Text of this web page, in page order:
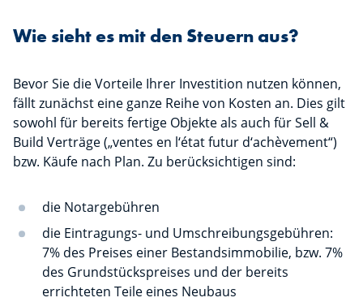
Wie sieht es mit den Steuern aus?
Bevor Sie die Vorteile Ihrer Investition nutzen können,
fällt zunächst eine ganze Reihe von Kosten an. Dies gilt
sowohl für bereits fertige Objekte als auch für Sell &
Build Verträge („ventes en l‘état futur d‘achèvement“)
bzw. Käufe nach Plan. Zu berücksichtigen sind:
die Notargebühren
die Eintragungs- und Umschreibungsgebühren:
7% des Preises einer Bestandsimmobilie, bzw. 7%
des Grundstückspreises und der bereits
errichteten Teile eines Neubaus